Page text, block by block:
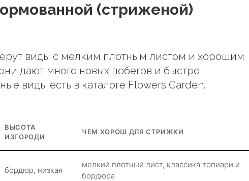
(стриженой)
виды с мелким плотным листом и хорошим
дают много новых побегов и быстро
виды есть в каталоге Flowers Garden.
ВЫСОТА
ИЗГОРОДИ
ЧЕМ ХОРОШ ДЛЯ СТРИЖКИ
бордюр, низкая
мелкий плотный лист, классика топиари и
бордюра